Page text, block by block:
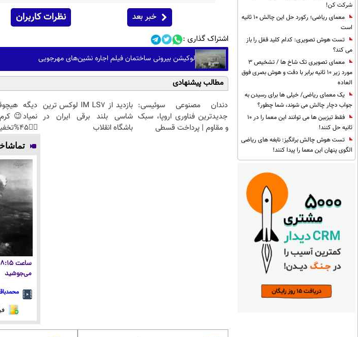
شرکت کن!
معمای ریاضی؛ رکورد حل این چالش 10 ثانیه
است
تست هوش تصویری: کدام کلید قفل را باز
می کند؟
معمای تصویری تک شاخ ها / تشخیص 3
مورد زیر 10 ثانیه برابر با دقت و هوش بصری فوق
العاده
یک معمای ریاضی/ خیلی ها برای رسیدن به
جواب دچار چالش می شوند، شما چطور؟
فقط تیزبین ها می توانند این معما را در 10
ثانیه حل کنند!
تست هوش چالش برانگیز: نابغه های ریاضی
الگوی پنهان این معما را پیدا کنند!
خبر بعد نظرات کاربران
اشتراک گذاری :
لوکیشن بیرونی ساختمان فیلم اجاره نشین‌های مهرجویی
مطالب پیشنهادی
دندان مصنوعی سوئیسی:
جدیدترین فناوری اروپا، سبک
و مقاوم | پرداخت قسطی
بازدید از IM LS7 لوکس ترین
شاسی بلند برقی ایران در
باشگاه انقلاب
دیگه
نمیاد😉
👈🏻45%تخفیف
می‌جوشید